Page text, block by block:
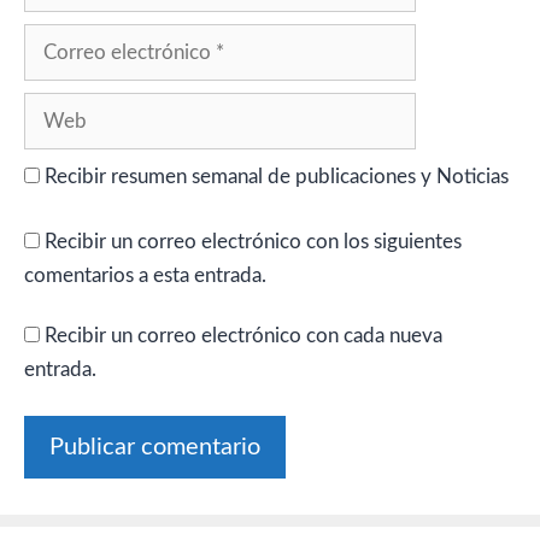
Recibir resumen semanal de publicaciones y Noticias
Recibir un correo electrónico con los siguientes
comentarios a esta entrada.
Recibir un correo electrónico con cada nueva
entrada.